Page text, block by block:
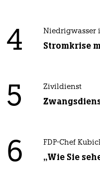
4 Niedrigwasser
Stromkrise
5 Zivildienst
6 FDP-Chef
„Wie Sie